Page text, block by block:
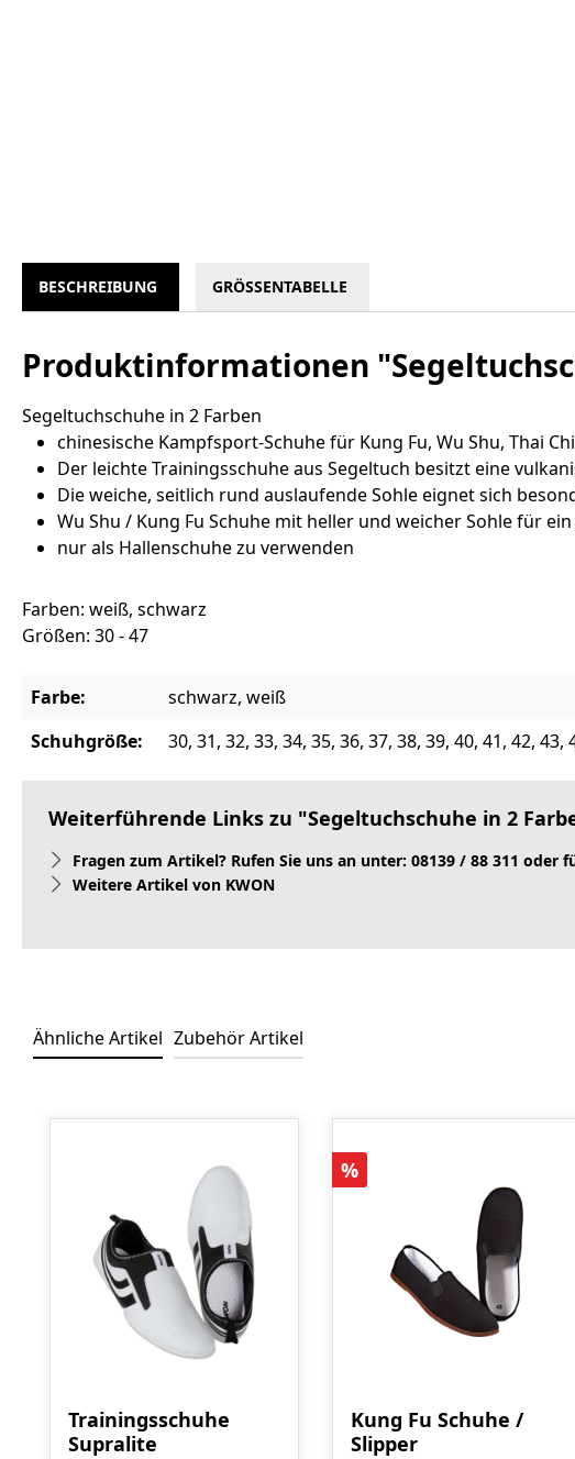
BESCHREIBUNG GRÖSSENTABELLE
Produktinformationen
Segeltuchschuhe in 2 Farben
chinesische Kampfsport-Schuhe für Kung Fu, Wu Shu, Thai Chi
Der leichte Trainingsschuhe aus Segeltuch besitzt eine
Die weiche, seitlich rund auslaufende Sohle eignet sich
Wu Shu / Kung Fu Schuhe mit heller und weicher Sohle für
nur als Hallenschuhe zu verwenden
Farben: weiß, schwarz
Größen: 30 - 47
Farbe:
schwarz, weiß
Schuhgröße:
30, 31, 32, 33, 34, 35, 36, 37, 38, 39, 40, 41, 42, 43,
Weiterführende Links zu "Segeltuchschuhe in 2
Fragen zum Artikel? Rufen Sie uns an unter: 08139 / 88 311 oder
Weitere Artikel von KWON
Ähnliche Artikel Zubehör Artikel
Trainingsschuhe
Supralite
Rabatt
%
Kung Fu Schuhe /
Slipper